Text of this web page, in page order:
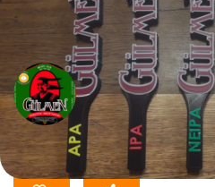
Cervecería Gülmen